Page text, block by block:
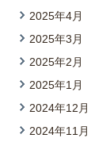
2025年4月
2025年3月
2025年2月
2025年1月
2024年12月
2024年11月